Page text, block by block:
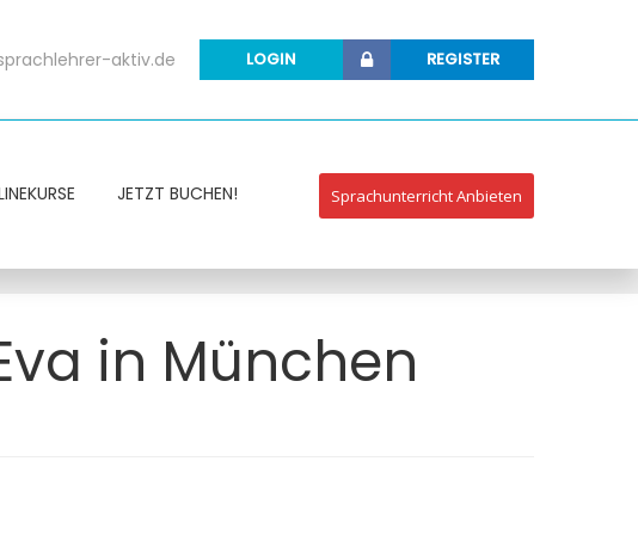
LOGIN REGISTER
aktiv.de
JETZT BUCHEN! Sprachunterricht Anbieten
in München